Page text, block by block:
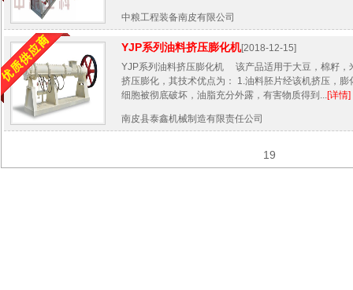
中粮工程装备南皮有限公司
YJP系列油料挤压膨化机[2018-12-15]
YJP系列油料挤压膨化机 该产品适用于大豆，棉籽，
挤压膨化，其技术优点为： 1.油料胚片经该机挤压，膨
细胞被彻底破坏，油脂充分外露，有害物质得到...[详情]
南皮县泰鑫机械制造有限责任公司
19